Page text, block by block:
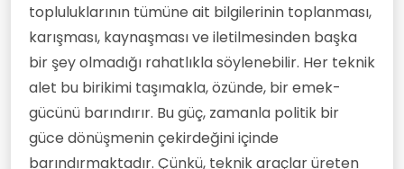
topluluklarının tümüne ait bilgilerinin toplanması,
karışması, kaynaşması ve iletilmesinden başka
bir şey olmadığı rahatlıkla söylenebilir. Her teknik
alet bu birikimi taşımakla, özünde, bir emek-
gücünü barındırır. Bu güç, zamanla politik bir
güce dönüşmenin çekirdeğini içinde
barındırmaktadır. Çünkü, teknik araçlar üreten